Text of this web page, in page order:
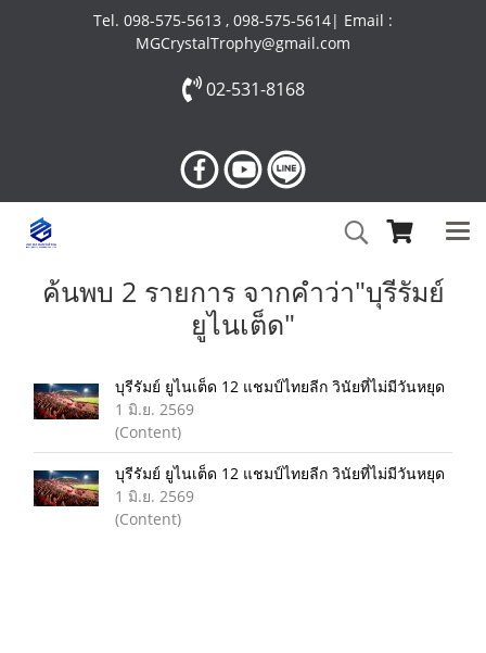
Tel. 098-575-5613 , 098-575-5614| Email :
MGCrystalTrophy@gmail.com
02-531-8168
ค้นพบ 2 รายการ จากคำว่า"บุรีรัมย์
ยูไนเต็ด"
บุรีรัมย์ ยูไนเต็ด 12 แชมป์ไทยลีก วินัยที่ไม่มีวันหยุด
1 มิ.ย. 2569
(Content)
บุรีรัมย์ ยูไนเต็ด 12 แชมป์ไทยลีก วินัยที่ไม่มีวันหยุด
1 มิ.ย. 2569
(Content)